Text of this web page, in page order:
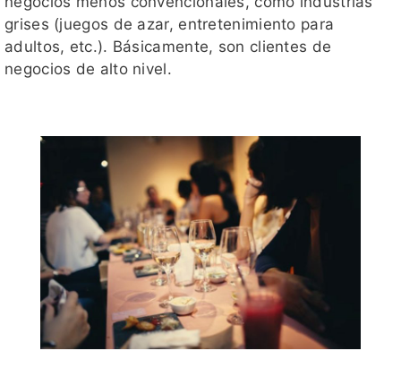
grises (juegos de azar, entretenimiento para
adultos, etc.). Básicamente, son clientes de
negocios de alto nivel.